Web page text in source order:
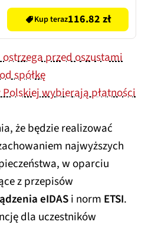
Kup teraz116.82 zł
przed oszustami
spółkę
wybierają płatności
że będzie realizować
najwyższych
w oparciu
z przepisów
eIDASi norm ETSI.
dla uczestników